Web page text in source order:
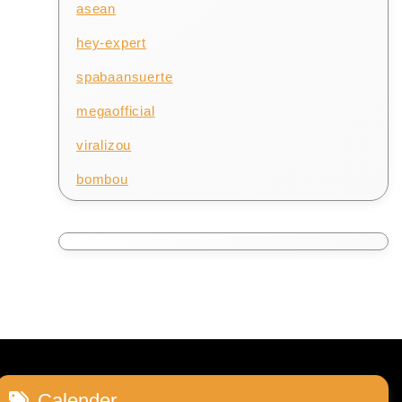
asean
hey-expert
spabaansuerte
megaofficial
viralizou
bombou